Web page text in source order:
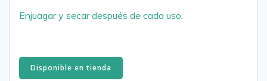
Enjuagar y secar después de cada uso.
Disponible en tienda